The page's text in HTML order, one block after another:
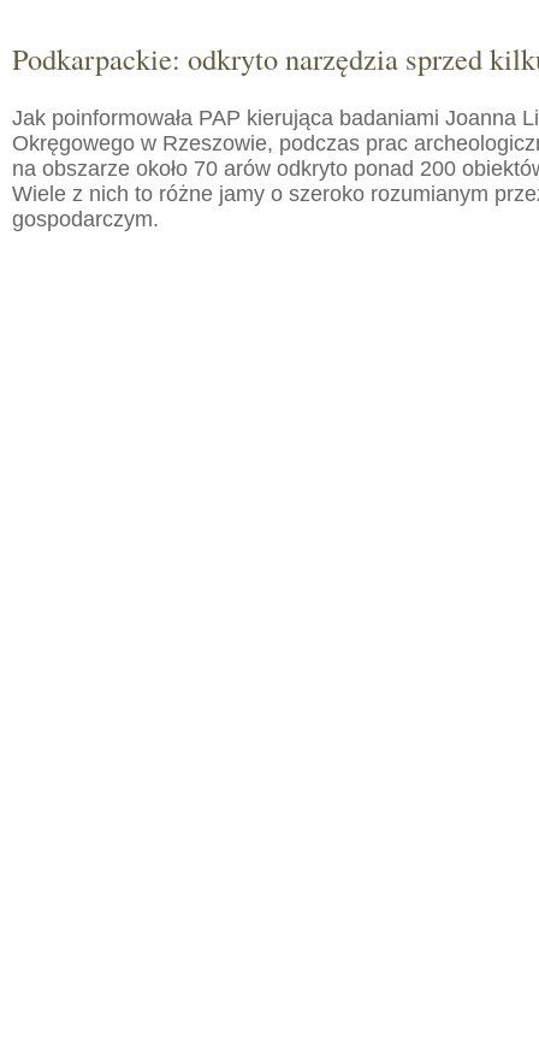
Podkarpackie: odkryto narzędzia sprzed
Jak poinformowała PAP kierująca badaniami Joanna
Okręgowego w Rzeszowie, podczas prac
na obszarze około 70 arów odkryto ponad 200
Wiele z nich to różne jamy o szeroko rozumianym
gospodarczym.